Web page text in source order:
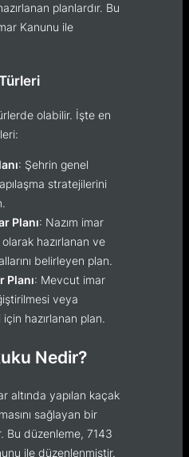
planlardır. Bu
Kanunu ile
olabilir. İşte en
: Şehrin genel
stratejilerini
Planı: Nazım imar
hazırlanan ve
belirleyen plan.
Planı: Mevcut imar
veya
hazırlanan plan.
Nedir?
altında yapılan kaçak
sağlayan bir
Bu düzenleme, 7143
ile düzenlenmiştir.